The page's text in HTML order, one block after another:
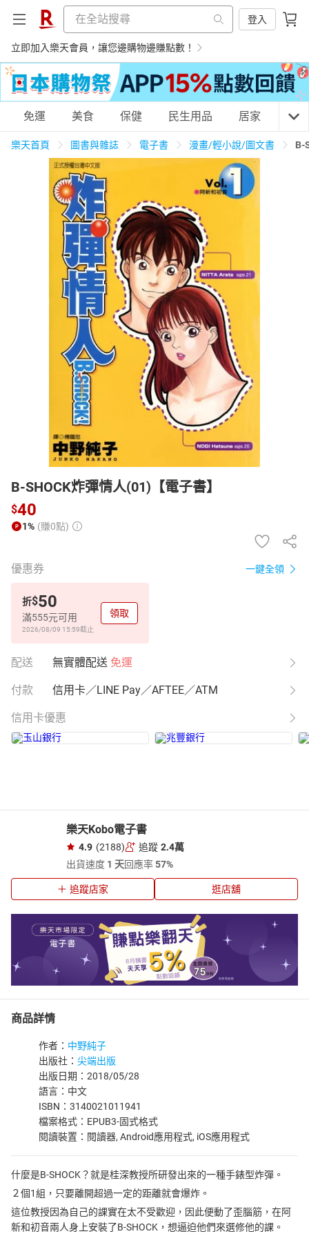
登入
立即加入樂天會員，讓您邊購物邊賺點數！
購物網分類
天天免運 美食蛋糕 養生保健 民生用品
居家生活 3C家電 運動休閒
男裝 化妝保養 情趣用品
日本購物 電子/紙本書
免運 美食 保健 民生用品 居家 3C
樂天首頁 圖書與雜誌 電子書 漫畫/輕小說/圖文書 B-
B-SHOCK炸彈情人(01)【電子書】
$40
1% (賺0點)
優惠券 一鍵全領
折$50
滿555元可用
2026/08/09 15:59截止
領取
配送 無實體配送 免運
付款 信用卡／LINE Pay／AFTEE／ATM
信用卡優惠
樂天Kobo電子書
4.9 (2188) 追蹤 2.4萬
出貨速度 1 天回應率57%
追蹤店家 逛店舖
商品詳情
作者： 中野純子
出版社： 尖端出版
出版日期：2018/05/28
語言：中文
ISBN：3140021011941
檔案格式：EPUB3-固式格式
閱讀裝置：閱讀器, Android應用程式, iOS應用程式
什麼是B-SHOCK？就是桂深教授所研發出來的一種手錶型炸彈。
２個1組，只要離開超過一定的距離就會爆炸。
這位教授因為自己的課實在太不受歡迎，因此便動了歪腦筋，在阿
新和初音兩人身上安裝了B-SHOCK，想逼迫他們來選修他的課。